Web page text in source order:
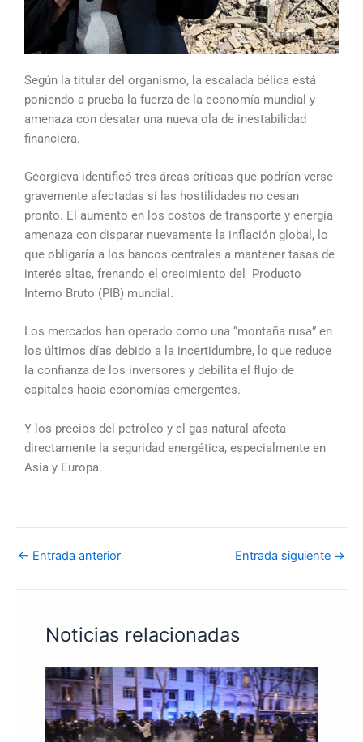
Según la titular del organismo, la escalada bélica está
poniendo a prueba la fuerza de la economía mundial y
amenaza con desatar una nueva ola de inestabilidad
financiera.
Georgieva identificó tres áreas críticas que podrían verse
gravemente afectadas si las hostilidades no cesan
pronto. El aumento en los costos de transporte y energía
amenaza con disparar nuevamente la inflación global, lo
que obligaría a los bancos centrales a mantener tasas de
interés altas, frenando el crecimiento del Producto
Interno Bruto (PIB) mundial.
Los mercados han operado como una “montaña rusa” en
los últimos días debido a la incertidumbre, lo que reduce
la confianza de los inversores y debilita el flujo de
capitales hacia economías emergentes.
Y los precios del petróleo y el gas natural afecta
directamente la seguridad energética, especialmente en
Asia y Europa.
← Entrada anterior Entrada siguiente →
Noticias relacionadas